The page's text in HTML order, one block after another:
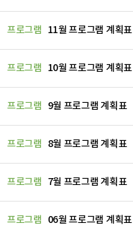
프로그램 11월 프로그램 계획표
프로그램 10월 프로그램 계획표
프로그램 9월 프로그램 계획표
프로그램 8월 프로그램 계획표
프로그램 7월 프로그램 계획표
프로그램 06월 프로그램 계획표